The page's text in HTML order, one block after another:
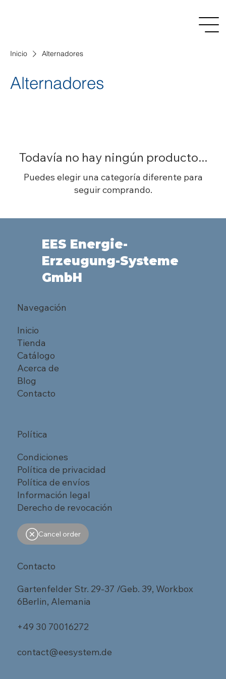
Inicio Alternadores
Alternadores
Todavía no hay ningún producto...
Puedes elegir una categoría diferente para
seguir comprando.
EES Energie-
Erzeugung-Systeme
GmbH
Navegación
Inicio
Tienda
Catálogo
Acerca de
Blog
Contacto
Política
Condiciones
Política de privacidad
Política de envíos
Información legal
Derecho de revocación
Cancel order
Contacto
Gartenfelder Str. 29-37 /Geb. 39, Workbox
6Berlin, Alemania
+49 30 70016272
contact@eesystem.de